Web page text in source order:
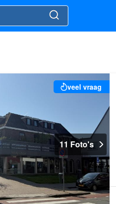
veel vraag
11 Foto's